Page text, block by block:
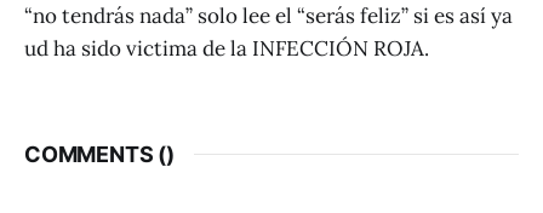
“no tendrás nada” solo lee el “serás feliz” si es así ya
ud ha sido victima de la INFECCIÓN ROJA.
COMMENTS ()